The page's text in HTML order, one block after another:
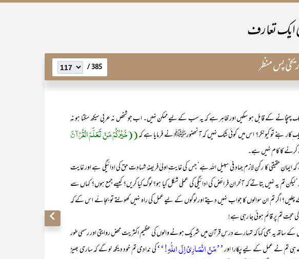
ایک تعارف
پس منظر 385 /
کے قابل ہو سکیں اور ظاہر ہے کہ یہ سب کے لیے ممکن نہیں۔ اب جو شخص نہ عربی سیکھ سکتا ہو نہ
ِکار بنے تو کیونکر؟ اس میں کوئی شک نہیں کہ آنحضورﷺ نے فرمایا ہے کہ((خَیْرُکُمْ مَنْ تَعَلَّمَ الْقُرْآنَ
کا کام نہیں ہے۔
حقیقی کا رکنِ لازم جہاد فی سبیل اللہ ہے‘ جس کی غایت ِاولیٰ فریضۂ شہادت حق کی ادائیگی ہے اور غایت
لیکن تم یہ نہیں بتاتے کہ آخر ان فرائض کی ادائیگی کی عملی شکل کیا ہو؟ لوگ کیا کریں؟ کیسے جمع ہوں؟ کہاں سے
چلیں؟ اگر تم ان سوالوں کا جواب نہیں دیتے اور لوگوں کے لیے عمل کی راہ نہیں کھولتے تو بجائے اس کے کہ
حجت تم پر قائم ہوئی جا رہی ہے!
بھی کہا کہ تمہارے درسِ قرآن میں شریک ہونے والوں کی عظیم اکثریت محض روایتی اور رسمی طور
ہی تم نے عمل کے لیے پکارا اور’’مَنْ انْصَارِیْ اِلَی اللّٰہِ!‘‘کی ندادی تم خود دیکھ لو گے کہ ساری بھیڑ